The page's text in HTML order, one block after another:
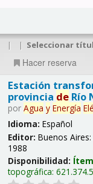
| | Seleccionar
Hacer reserva
Estación
provincia deRío
por Agua y Energía
Idioma: Español
Editor: Buenos Aires:
1988
Disponibilidad:
topográfica: